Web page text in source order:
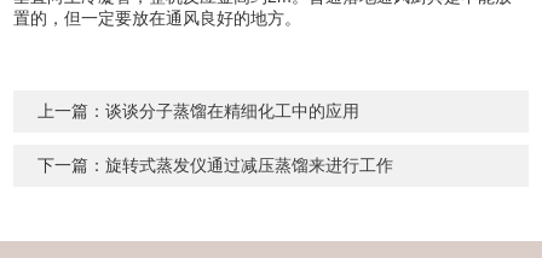
置的，但一定要放在通风良好的地方。
上一篇：谈谈分子蒸馏在精细化工中的应用
下一篇：旋转式蒸发仪通过减压蒸馏来进行工作